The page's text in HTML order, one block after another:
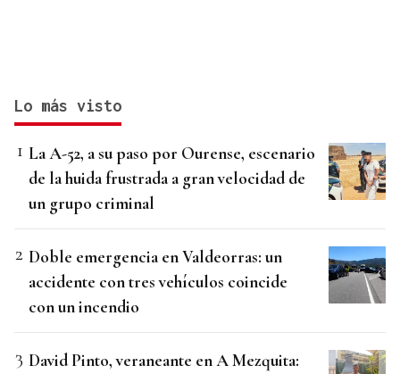
Lo más visto
La A-52, a su paso por Ourense, escenario
de la huida frustrada a gran velocidad de
un grupo criminal
Doble emergencia en Valdeorras: un
accidente con tres vehículos coincide
con un incendio
David Pinto, veraneante en A Mezquita: